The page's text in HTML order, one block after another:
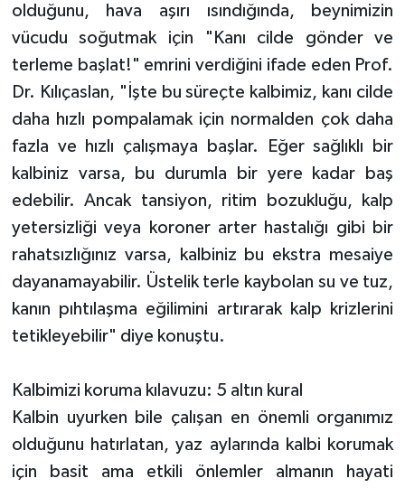
olduğunu, hava aşırı ısındığında, beynimizin
vücudu soğutmak için "Kanı cilde gönder ve
terleme başlat!" emrini verdiğini ifade eden Prof.
Dr. Kılıçaslan, "İşte bu süreçte kalbimiz, kanı cilde
daha hızlı pompalamak için normalden çok daha
fazla ve hızlı çalışmaya başlar. Eğer sağlıklı bir
kalbiniz varsa, bu durumla bir yere kadar baş
edebilir. Ancak tansiyon, ritim bozukluğu, kalp
yetersizliği veya koroner arter hastalığı gibi bir
rahatsızlığınız varsa, kalbiniz bu ekstra mesaiye
dayanamayabilir. Üstelik terle kaybolan su ve tuz,
kanın pıhtılaşma eğilimini artırarak kalp krizlerini
tetikleyebilir" diye konuştu.
Kalbimizi koruma kılavuzu: 5 altın kural
Kalbin uyurken bile çalışan en önemli organımız
olduğunu hatırlatan, yaz aylarında kalbi korumak
için basit ama etkili önlemler almanın hayati